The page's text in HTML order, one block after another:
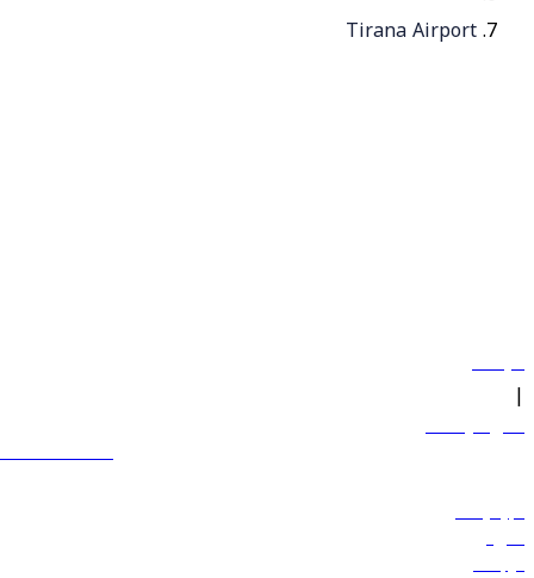
Tirana Airport
سياساتنا
|
الشروط والأحكام
600 544 445
حجز الرحلات
العروض
الوجهات